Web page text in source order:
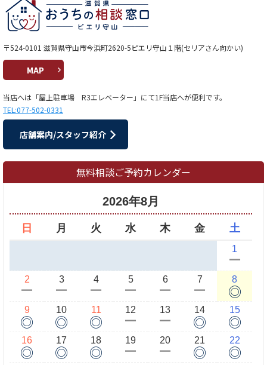
〒524-0101 滋賀県守山市今浜町2620-5ピエリ守山１階(セリアさん向かい)
MAP
当店へは「屋上駐車場 R3エレベーター」にて1F当店へが便利です。
TEL:077-502-0331
店舗案内/スタッフ紹介
無料相談ご予約カレンダー
2026年8月
日 月 火 水 木 金 土
1
ー
2
ー
3
ー
4
ー
5
ー
6
ー
7
ー
8
◎
9
◎
10
◎
11
◎
12
ー
13
ー
14
◎
15
◎
16
◎
17
◎
18
◎
19
ー
20
ー
21
◎
22
◎